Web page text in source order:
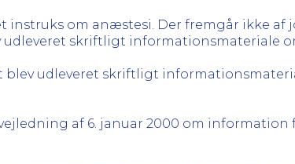
om anæstesi. Der fremgår ikke af
skriftligt informationsmateriale
udleveret skriftligt
af 6. januar 2000 om